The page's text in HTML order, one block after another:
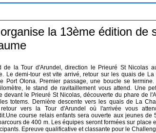
la 13ème édition de
de la Tour d'Arundel, direction le Prieuré St Nicolas
Le demi-tour est vite arrivé, retour sur les quais de
Port Olona. Premier passage, une boucle se
le stand de ravitaillement vous attend. Une
devant le Prieuré St Nicolas, découverte du phare de
totems. Dernière descente vers les quais de La
retour vers la Tour d'Arundel où l'arrivée vous
course relais enfants sera ouverte aux jeunes de
de 400 m. Les équipes seront formées sur place
Epreuve qualificative et classante pour le